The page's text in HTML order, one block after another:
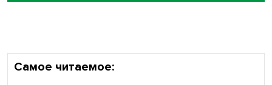
Самое читаемое: